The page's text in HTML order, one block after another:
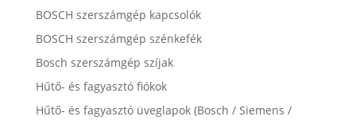
BOSCH szerszámgép kapcsolók
BOSCH szerszámgép szénkefék
Bosch szerszámgép szíjak
Hűtő- és fagyasztó fiókok
Hűtő- és fagyasztó üveglapok (Bosch / Siemens /